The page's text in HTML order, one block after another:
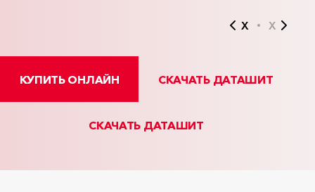
КУПИТЬ ОНЛАЙН СКАЧАТЬ ДАТАШИТ
СКАЧАТЬ ДАТАШИТ
X X